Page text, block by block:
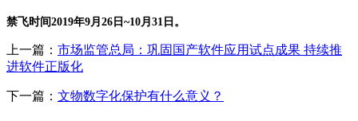
禁飞时间2019年9月26日~10月31日。
上一篇： 市场监管总局：巩固国产软件应用试点成果 持续推
进软件正版化
下一篇： 文物数字化保护有什么意义？